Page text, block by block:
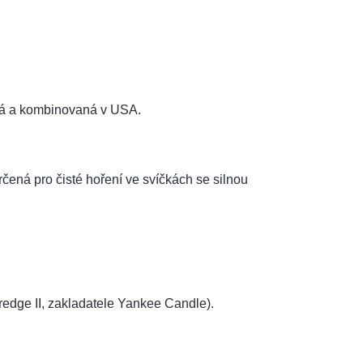
a kombinovaná v USA.
pro čisté hoření ve svíčkách se silnou
II, zakladatele Yankee Candle).